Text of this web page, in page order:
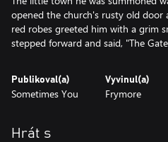
opened the church's rusty old door
red robes greeted him with a grim
stepped forward and said, "The
Publikoval(a)
Sometimes You
Vyvinul(a)
Frymore
Hrát s